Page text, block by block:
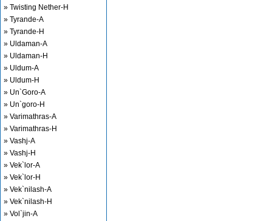
» Twisting Nether-H
» Tyrande-A
» Tyrande-H
» Uldaman-A
» Uldaman-H
» Uldum-A
» Uldum-H
» Un`Goro-A
» Un`goro-H
» Varimathras-A
» Varimathras-H
» Vashj-A
» Vashj-H
» Vek`lor-A
» Vek`lor-H
» Vek`nilash-A
» Vek`nilash-H
» Vol`jin-A